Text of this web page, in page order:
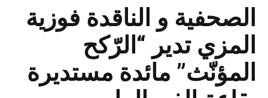
الصحفية و الناقدة فوزية
المزي تدير “الرّكح
المؤنّث” مائدة مستديرة